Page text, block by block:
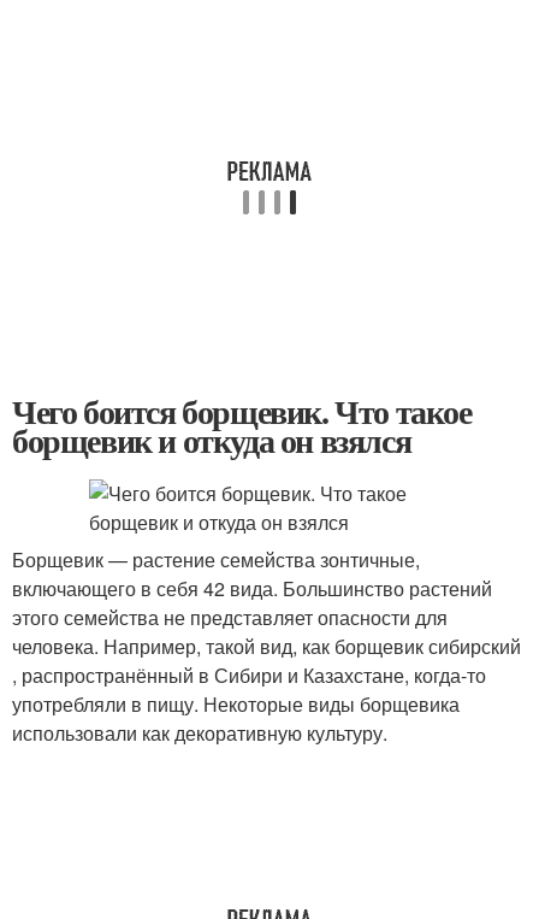
Чего боится борщевик. Что такое
борщевик и откуда он взялся
Борщевик — растение семейства зонтичные,
включающего в себя 42 вида. Большинство растений
этого семейства не представляет опасности для
человека. Например, такой вид, как борщевик сибирский
, распространённый в Сибири и Казахстане, когда-то
употребляли в пищу. Некоторые виды борщевика
использовали как декоративную культуру.